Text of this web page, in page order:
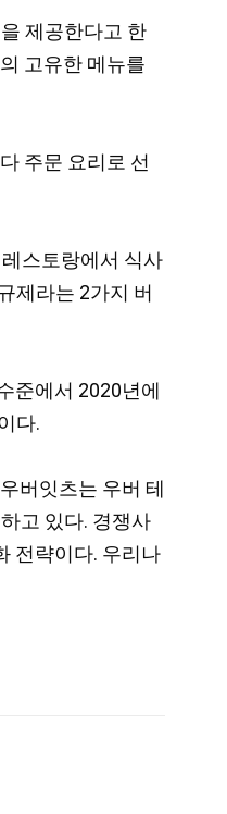
제공한다고 한
고유한 메뉴를
주문 요리로 선
스토랑에서 식사
제라는 2가지 버
준에서 2020년에
다.
버잇츠는 우버 테
고 있다. 경쟁사
전략이다. 우리나